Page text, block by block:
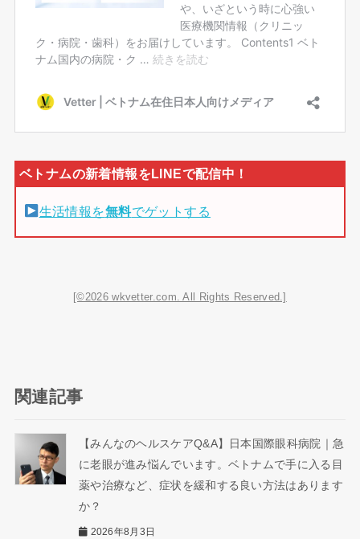
生活情報を無料でゲットする
[©2026 wkvetter.com. All Rights Reserved.]
関連記事
【みんなのヘルスケアQ&A】日本国際眼科病院｜急
に老眼が進み悩んでいます。ベトナムで手に入る目
薬や治療など、症状を緩和する良い方法はあります
か？
2026年8月3日